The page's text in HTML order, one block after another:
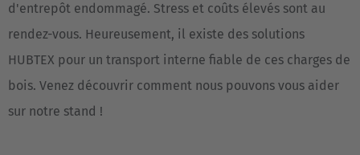
d'entrepôt endommagé. Stress et coûts élevés sont au
rendez-vous. Heureusement, il existe des solutions
HUBTEX pour un transport interne fiable de ces charges de
bois. Venez découvrir comment nous pouvons vous aider
sur notre stand !